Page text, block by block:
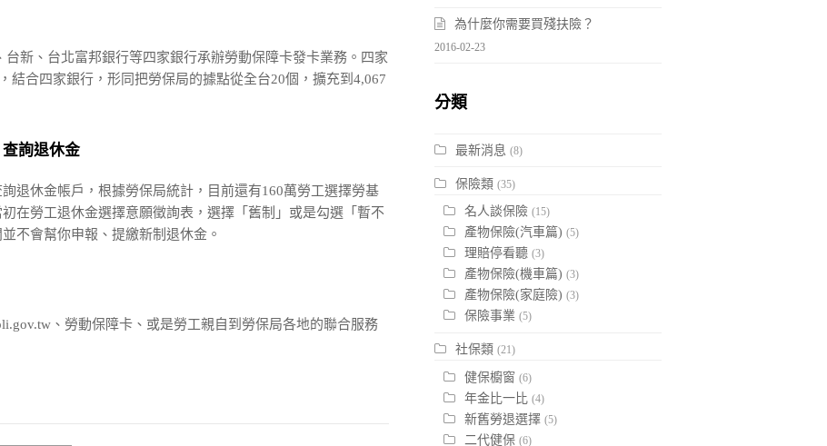
新、台北富邦銀行等四家銀行承辦勞動保障卡發卡業務。四家
結合四家銀行，形同把勞保局的據點從全台20個，擴充到4,067
詢退休金
退休金帳戶，根據勞保局統計，目前還有160萬勞工選擇勞基
在勞工退休金選擇意願徵詢表，選擇「舊制」或是勾選「暫不
不會幫你申報、提繳新制退休金。
、勞動保障卡、或是勞工親自到勞保局各地的聯合服務
為什麼你需要買殘扶險？
2016-02-23
分類
最新消息 (8)
保險類 (35)
名人談保險 (15)
產物保險(汽車篇) (5)
理賠停看聽 (3)
產物保險(機車篇) (3)
產物保險(家庭險) (3)
保險事業 (5)
社保類 (21)
健保櫥窗 (6)
年金比一比 (4)
新舊勞退選擇 (5)
二代健保 (6)